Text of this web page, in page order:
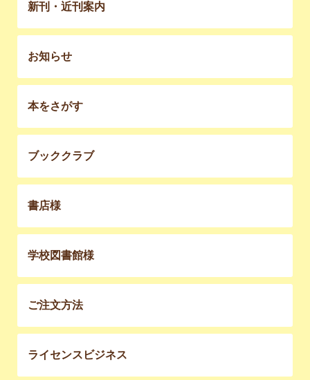
新刊・近刊案内
お知らせ
本をさがす
ブッククラブ
書店様
学校図書館様
ご注文方法
ライセンスビジネス